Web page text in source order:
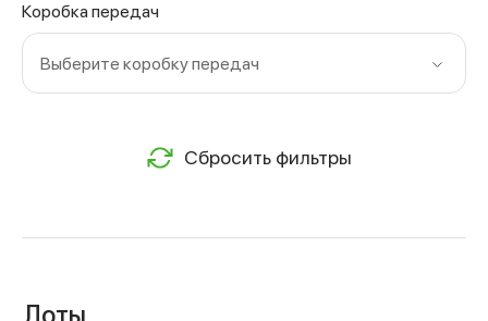
Коробка передач
Выберите коробку передач
Сбросить фильтры